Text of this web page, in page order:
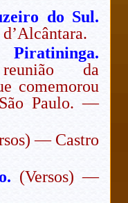
do Sul.
da
comemorou
Paulo. —
— Castro
(Versos) —